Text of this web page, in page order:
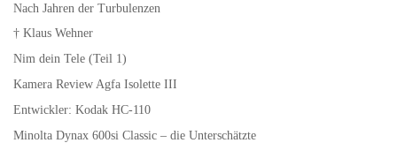
Nach Jahren der Turbulenzen
† Klaus Wehner
Nim dein Tele (Teil 1)
Kamera Review Agfa Isolette III
Entwickler: Kodak HC-110
Minolta Dynax 600si Classic – die Unterschätzte